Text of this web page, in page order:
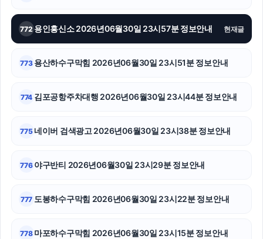
용인형사변호사
수원흥신소
신용카드현금화
고양이보호소
772 용인흥신소 2026년06월30일 23시57분 정보안내 현재글
773 용산하수구막힘 2026년06월30일 23시51분 정보안내
774 김포공항주차대행 2026년06월30일 23시44분 정보안내
775 네이버 검색광고 2026년06월30일 23시38분 정보안내
776 야구반티 2026년06월30일 23시29분 정보안내
777 도봉하수구막힘 2026년06월30일 23시22분 정보안내
778 마포하수구막힘 2026년06월30일 23시15분 정보안내